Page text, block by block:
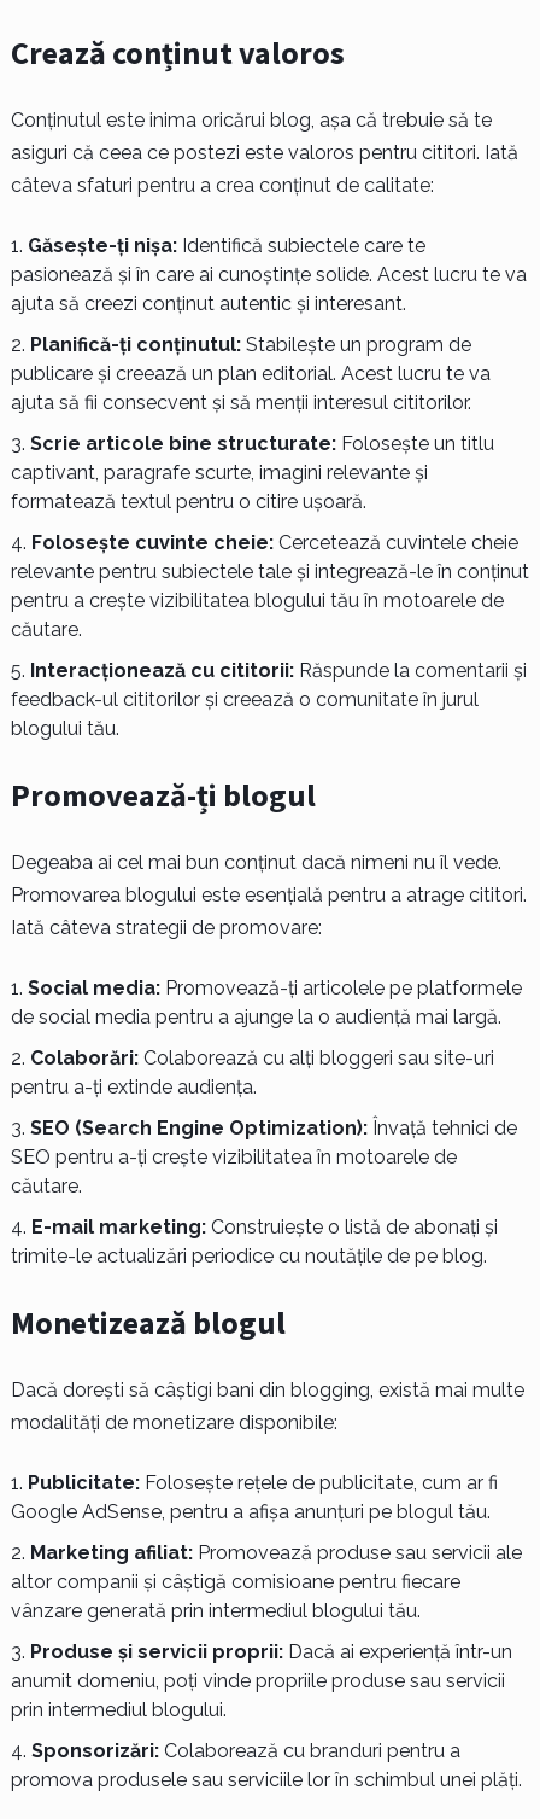
Crează conținut valoros
Conținutul este inima oricărui blog, așa că trebuie să te
asiguri că ceea ce postezi este valoros pentru cititori. Iată
câteva sfaturi pentru a crea conținut de calitate:
Găsește-ți nișa:Identifică subiectele care te
pasionează și în care ai cunoștințe solide. Acest lucru te va
ajuta să creezi conținut autentic și interesant.
Planifică-ți conținutul:Stabilește un program de
publicare și creează un plan editorial. Acest lucru te va
ajuta să fii consecvent și să menții interesul cititorilor.
Scrie articole bine structurate:Folosește un titlu
captivant, paragrafe scurte, imagini relevante și
formatează textul pentru o citire ușoară.
Folosește cuvinte cheie:Cercetează cuvintele cheie
relevante pentru subiectele tale și integrează-le în conținut
pentru a crește vizibilitatea blogului tău în motoarele de
căutare.
Interacționează cu cititorii:Răspunde la comentarii și
feedback-ul cititorilor și creează o comunitate în jurul
blogului tău.
Promovează-ți blogul
Degeaba ai cel mai bun conținut dacă nimeni nu îl vede.
Promovarea blogului este esențială pentru a atrage cititori.
Iată câteva strategii de promovare:
Social media:Promovează-ți articolele pe platformele
de social media pentru a ajunge la o audiență mai largă.
Colaborări:Colaborează cu alți bloggeri sau site-uri
pentru a-ți extinde audiența.
SEO (Search Engine Optimization):Învață tehnici de
SEO pentru a-ți crește vizibilitatea în motoarele de
căutare.
E-mail marketing:Construiește o listă de abonați și
trimite-le actualizări periodice cu noutățile de pe blog.
Monetizează blogul
Dacă dorești să câștigi bani din blogging, există mai multe
modalități de monetizare disponibile:
Publicitate:Folosește rețele de publicitate, cum ar fi
Google AdSense, pentru a afișa anunțuri pe blogul tău.
Marketing afiliat:Promovează produse sau servicii ale
altor companii și câștigă comisioane pentru fiecare
vânzare generată prin intermediul blogului tău.
Produse și servicii proprii:Dacă ai experiență într-un
anumit domeniu, poți vinde propriile produse sau servicii
prin intermediul blogului.
Sponsorizări:Colaborează cu branduri pentru a
promova produsele sau serviciile lor în schimbul unei plăți.